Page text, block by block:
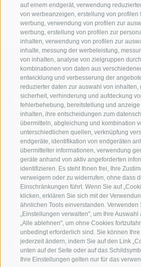
auf einem endgerät, verwendung
von werbeanzeigen, erstellung von profilen
werbung, verwendung von profilen zur
werbung, erstellung von profilen zur
inhalten, verwendung von profilen zur
inhalte, messung der werbeleistung,
von inhalten, analyse von zielgruppen
kombinationen von daten aus
entwicklung und verbesserung der
reduzierter daten zur auswahl von
sicherheit, verhinderung und aufdeckung
fehlerbehebung, bereitstellung und
inhalten, ihre entscheidungen zum
übermitteln, abgleichung und kombination
unterschiedlichen quellen, verknüpfung
endgeräte, identifikation von endgeräten
übermittelter informationen, verwendung
geräte anhand von aktiv angeforderten
identifizieren. Es steht Ihnen frei, Ihre
verweigern oder zu widerrufen, ohne dass
Einschränkungen führt. Wenn Sie auf
klicken, erklären Sie sich mit der
ähnlichen Tools einverstanden. Verwenden
„Einstellungen verwalten", um Ihre
„Alle ablehnen", um ohne Cookies
unbedingt erforderlich sind. Sie können
jederzeit ändern, indem Sie auf den Link
unten auf der Seite oder auf das
Ihre Einstellungen gelten nur für das
Kontaktieren
IDM Südtirol - Alto Adige
+39 0471 094 000
info[at]idm-suedtirol.com
idm[at]pec.idm-suedtirol.com
SCHREIBEN SIE UNS!
HIER FINDEN SIE UNS